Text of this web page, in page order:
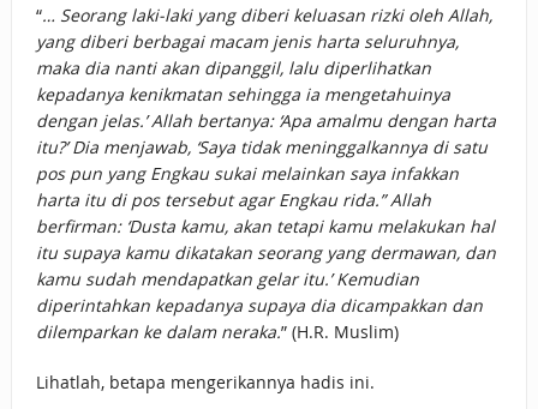
“… Seorang laki-laki yang diberi keluasan rizki oleh Allah,
yang diberi berbagai macam jenis harta seluruhnya,
maka dia nanti akan dipanggil, lalu diperlihatkan
kepadanya kenikmatan sehingga ia mengetahuinya
dengan jelas.’ Allah bertanya: ‘Apa amalmu dengan harta
itu?’ Dia menjawab, ‘Saya tidak meninggalkannya di satu
pos pun yang Engkau sukai melainkan saya infakkan
harta itu di pos tersebut agar Engkau rida.” Allah
berfirman: ‘Dusta kamu, akan tetapi kamu melakukan hal
itu supaya kamu dikatakan seorang yang dermawan, dan
kamu sudah mendapatkan gelar itu.’ Kemudian
diperintahkan kepadanya supaya dia dicampakkan dan
dilemparkan ke dalam neraka.” (H.R. Muslim)
Lihatlah, betapa mengerikannya hadis ini.